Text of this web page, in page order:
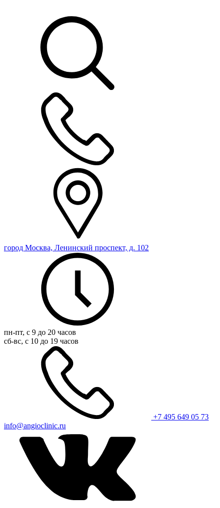
город Москва, Ленинский проспект, д. 102
пн-пт, с 9 до 20 часов
сб-вс, с 10 до 19 часов
+7 495 649 05 73
info@angioclinic.ru